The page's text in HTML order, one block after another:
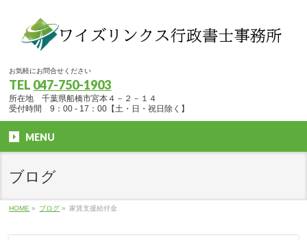
お気軽にお問合せください
TEL 047-750-1903
所在地 千葉県船橋市宮本４－２－１４
受付時間 9：00 - 17：00【土・日・祝日除く】
MENU
ブログ
HOME » ブログ » 家賃支援給付金